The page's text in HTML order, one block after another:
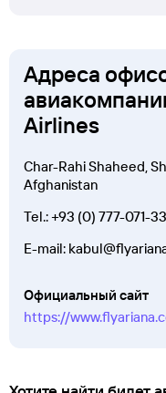
Адреса
Airlines
Char-Rahi Shaheed,
Afghanistan
Tel.:+93 (0) 777-071-
E-mail:
Официальный сайт
https://